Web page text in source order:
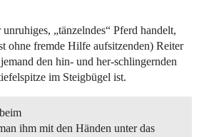
„tänzelndes“ Pferd handelt,
ohne fremde Hilfe aufsitzenden) Reiter
den hin- und her-schlingernden
im Steigbügel ist.
ihm mit den Händen unter das